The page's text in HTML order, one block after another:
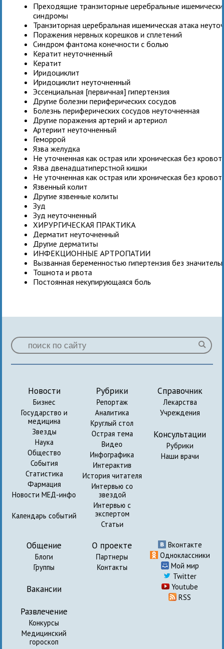
Преходящие транзиторные церебральные
синдромы
Транзиторная церебральная ишемическая атака
Поражения нервных корешков и сплетений
Синдром фантома конечности с болью
Кератит неуточненный
Кератит
Иридоциклит
Иридоциклит неуточненный
Эссенциальная [первичная] гипертензия
Другие болезни периферических сосудов
Болезнь периферических сосудов неуточненная
Другие поражения артерий и артериол
Артериит неуточненный
Геморрой
Язва желудка
Не уточненная как острая или хроническая без
Язва двенадцатиперстной кишки
Не уточненная как острая или хроническая без
Язвенный колит
Другие язвенные колиты
Зуд
Зуд неуточненный
ХИРУРГИЧЕСКАЯ ПРАКТИКА
Дерматит неуточненный
Другие дерматиты
ИНФЕКЦИОННЫЕ АРТРОПАТИИ
Вызванная беременностью гипертензия без
Тошнота и рвота
Постоянная некупирующаяся боль
Новости
Бизнес
Государство и
медицина
Звезды
Наука
Общество
События
Статистика
Фармация
Новости МЕД-инфо
Календарь событий
Рубрики
Репортаж
Аналитика
Круглый стол
Острая тема
Видео
Инфографика
Интерактив
История читателя
Интервью со
звездой
Интервью с
экспертом
Статьи
Справочник
Лекарства
Учреждения
Консультации
Рубрики
Наши врачи
Общение
Блоги
Группы
Вакансии
Развлечение
Конкурсы
Медицинский
гороскоп
О проекте
Партнеры
Контакты
Вконтакте
Одноклассники
Мой мир
Twitter
Youtube
RSS